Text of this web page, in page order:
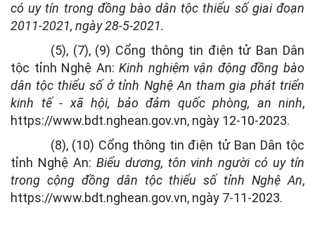
có uy tín trong đồng bào dân tộc thiểu số giai đoạn
2011-2021, ngày 28-5-2021.
(5), (7), (9) Cổng thông tin điện tử Ban Dân
tộc tỉnh Nghệ An:Kinh nghiệm vận động đồng bào
dân tộc thiểu số ở tỉnh Nghệ An tham gia phát triển
kinh tế - xã hội, bảo đảm quốc phòng, an ninh,
https://www.bdt.nghean.gov.vn, ngày 12-10-2023.
(8), (10) Cổng thông tin điện tử Ban Dân tộc
tỉnh Nghệ An: Biểu dương, tôn vinh người có uy tín
trong cộng đồng dân tộc thiểu số tỉnh Nghệ An,
https://www.bdt.nghean.gov.vn, ngày 7-11-2023.